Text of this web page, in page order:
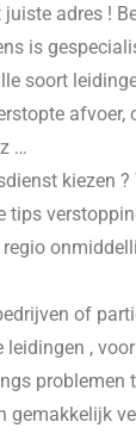
adres !
is
soort
afvoer,
…
kiezen ?
tips
of
,
problemen
gemakkelijk